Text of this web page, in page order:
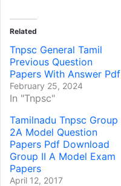
Related
Tnpsc General Tamil
Previous Question
Papers With Answer Pdf
February 25, 2024
In "Tnpsc"
Tamilnadu Tnpsc Group
2A Model Question
Papers Pdf Download
Group II A Model Exam
Papers
April 12, 2017